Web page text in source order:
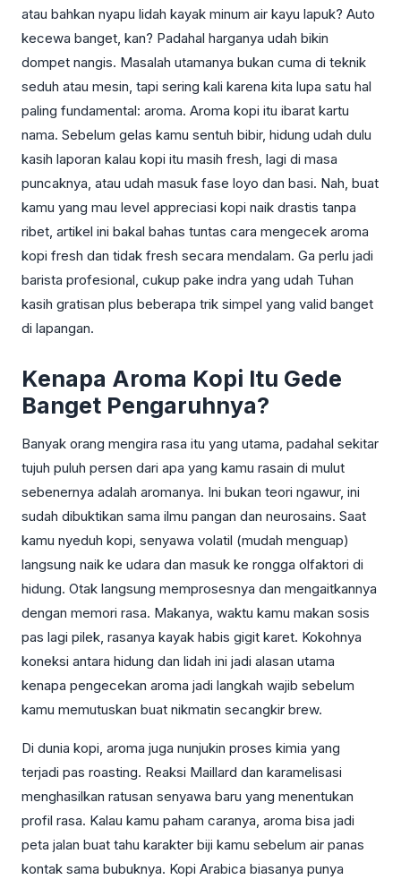
atau bahkan nyapu lidah kayak minum air kayu lapuk? Auto
kecewa banget, kan? Padahal harganya udah bikin
dompet nangis. Masalah utamanya bukan cuma di teknik
seduh atau mesin, tapi sering kali karena kita lupa satu hal
paling fundamental: aroma. Aroma kopi itu ibarat kartu
nama. Sebelum gelas kamu sentuh bibir, hidung udah dulu
kasih laporan kalau kopi itu masih fresh, lagi di masa
puncaknya, atau udah masuk fase loyo dan basi. Nah, buat
kamu yang mau level appreciasi kopi naik drastis tanpa
ribet, artikel ini bakal bahas tuntas cara mengecek aroma
kopi fresh dan tidak fresh secara mendalam. Ga perlu jadi
barista profesional, cukup pake indra yang udah Tuhan
kasih gratisan plus beberapa trik simpel yang valid banget
di lapangan.
Kenapa Aroma Kopi Itu Gede
Banget Pengaruhnya?
Banyak orang mengira rasa itu yang utama, padahal sekitar
tujuh puluh persen dari apa yang kamu rasain di mulut
sebenernya adalah aromanya. Ini bukan teori ngawur, ini
sudah dibuktikan sama ilmu pangan dan neurosains. Saat
kamu nyeduh kopi, senyawa volatil (mudah menguap)
langsung naik ke udara dan masuk ke rongga olfaktori di
hidung. Otak langsung memprosesnya dan mengaitkannya
dengan memori rasa. Makanya, waktu kamu makan sosis
pas lagi pilek, rasanya kayak habis gigit karet. Kokohnya
koneksi antara hidung dan lidah ini jadi alasan utama
kenapa pengecekan aroma jadi langkah wajib sebelum
kamu memutuskan buat nikmatin secangkir brew.
Di dunia kopi, aroma juga nunjukin proses kimia yang
terjadi pas roasting. Reaksi Maillard dan karamelisasi
menghasilkan ratusan senyawa baru yang menentukan
profil rasa. Kalau kamu paham caranya, aroma bisa jadi
peta jalan buat tahu karakter biji kamu sebelum air panas
kontak sama bubuknya. Kopi Arabica biasanya punya